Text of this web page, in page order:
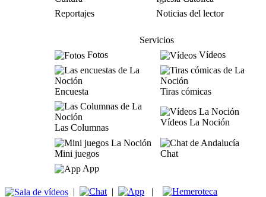
Reportajes
Noticias del lector
Servicios
Fotos
Vídeos
Encuesta Tiras cómicas
Las Columnas
Vídeos La Noción
Mini juegos
Chat
App
| | |